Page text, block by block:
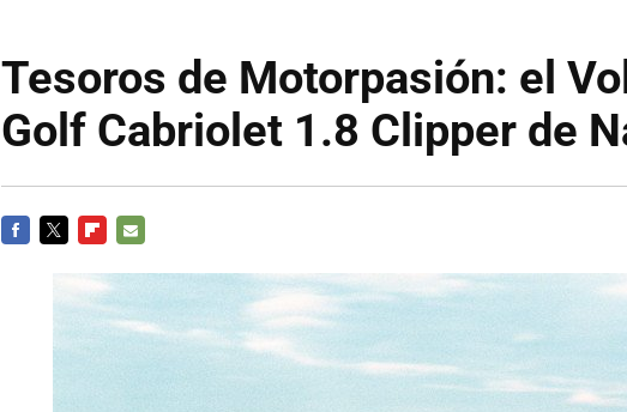
Tesoros de Motorpasión: el
Golf Cabriolet 1.8 Clipper de